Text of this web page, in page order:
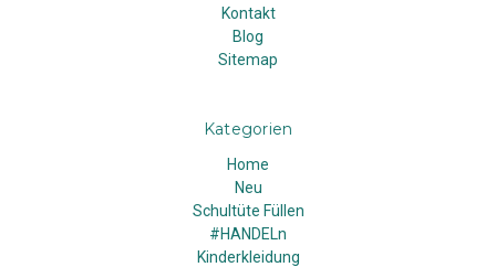
Kontakt
Blog
Sitemap
Kategorien
Home
Neu
Schultüte Füllen
#HANDELn
Kinderkleidung